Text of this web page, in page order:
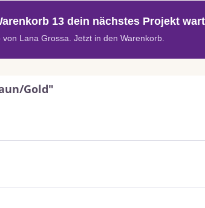
13 dein nächstes Projekt
von Lana Grossa. Jetzt in den Warenkorb.
Gold"